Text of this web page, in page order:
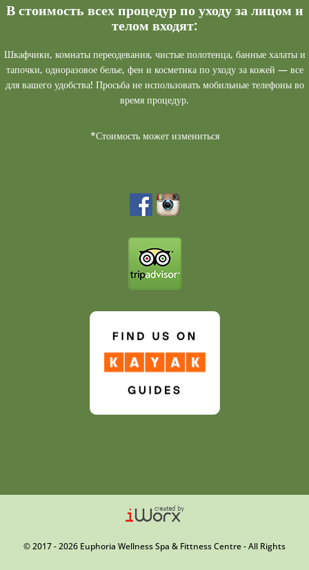
В стоимость всех процедур по уходу за лицом и
телом входят:
Шкафчики, комнаты переодевания, чистые полотенца, банные халаты и
тапочки, одноразовое белье, фен и косметика по уходу за кожей — все
для вашего удобства! Просьба не использовать мобильные телефоны во
время процедур.
*Стоимость может измениться
© 2017 - 2026 Euphoria Wellness Spa & Fittness Centre - All Rights